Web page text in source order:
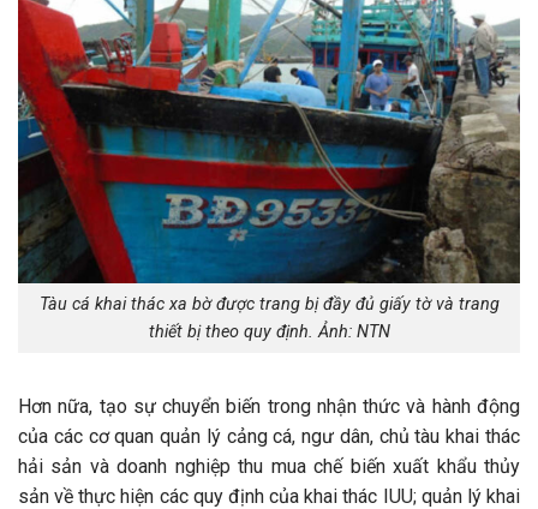
Tàu cá khai thác xa bờ được trang bị đầy đủ giấy tờ và trang
thiết bị theo quy định. Ảnh: NTN
Hơn nữa, tạo sự chuyển biến trong nhận thức và hành động
của các cơ quan quản lý cảng cá, ngư dân, chủ tàu khai thác
hải sản và doanh nghiệp thu mua chế biến xuất khẩu thủy
sản về thực hiện các quy định của khai thác IUU; quản lý khai